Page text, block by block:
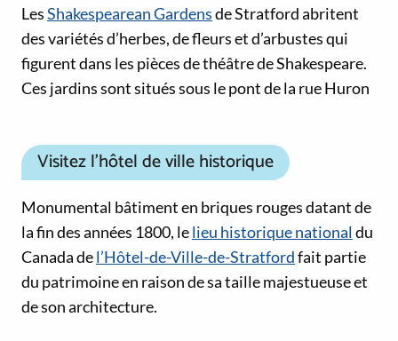
LesShakespearean Gardensde Stratford abritent
des variétés d’herbes, de fleurs et d’arbustes qui
figurent dans les pièces de théâtre de Shakespeare.
Ces jardins sont situés sous le pont de la rue Huron
Visitez l’hôtel de ville historique
Monumental bâtiment en briques rouges datant de
la fin des années 1800, lelieu historique national du
Canada del’Hôtel-de-Ville-de-Stratfordfait partie
du patrimoine en raison de sa taille majestueuse et
de son architecture.